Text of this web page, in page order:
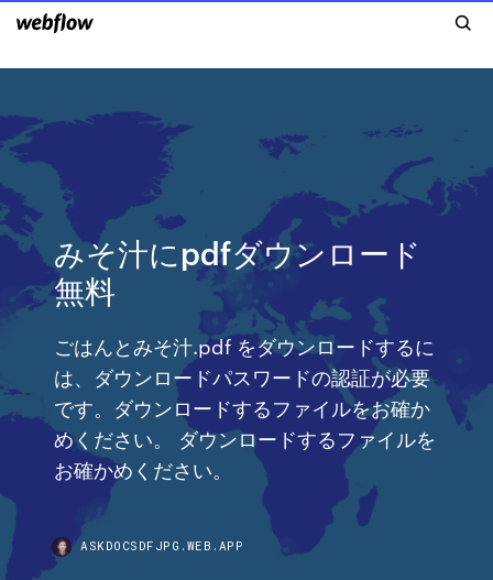
みそ汁にpdfダウンロード
無料
ごはんとみそ汁.pdf をダウンロードするに
は、ダウンロードパスワードの認証が必要
です。ダウンロードするファイルをお確か
めください。 ダウンロードするファイルを
お確かめください。
ASKDOCSDFJPG.WEB.APP